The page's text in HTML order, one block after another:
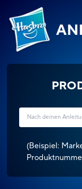
(Beispiel: